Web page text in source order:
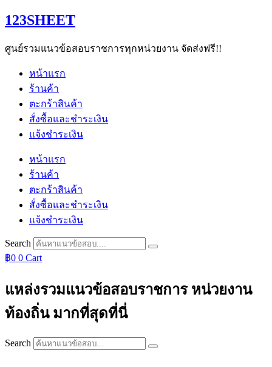
Skip
to
123SHEET
ศูนย์รวมแนวข้อสอบราชการทุกหน่วยงาน จัดส่งฟรี!!
หน้าแรก
ร้านค้า
ตะกร้าสินค้า
สั่งซื้อและชำระเงิน
แจ้งชำระเงิน
หน้าแรก
ร้านค้า
ตะกร้าสินค้า
สั่งซื้อและชำระเงิน
แจ้งชำระเงิน
Search
฿0 0 Cart
แหล่งรวมแนวข้อสอบราชการ หน่วยงาน
ท้องถิ่น มากที่สุดที่นี่
Search